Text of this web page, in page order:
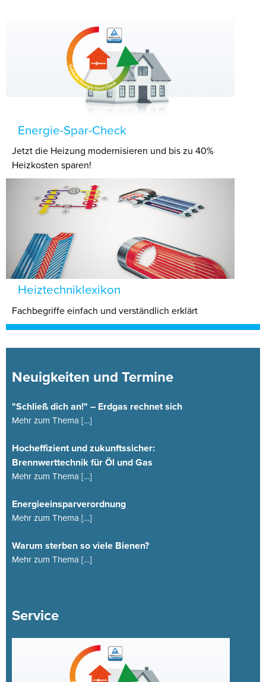
Energie-Spar-Check
Jetzt die Heizung modernisieren und bis zu 40%
Heizkosten sparen!
Heiztechniklexikon
Fachbegriffe einfach und verständlich erklärt
Neuigkeiten und Termine
"Schließ dich an!" – Erdgas rechnet sich
Mehr zum Thema […]
Hocheffizient und zukunftssicher:
Brennwerttechnik für Öl und Gas
Mehr zum Thema […]
Energieeinsparverordnung
Mehr zum Thema […]
Warum sterben so viele Bienen?
Mehr zum Thema […]
Service